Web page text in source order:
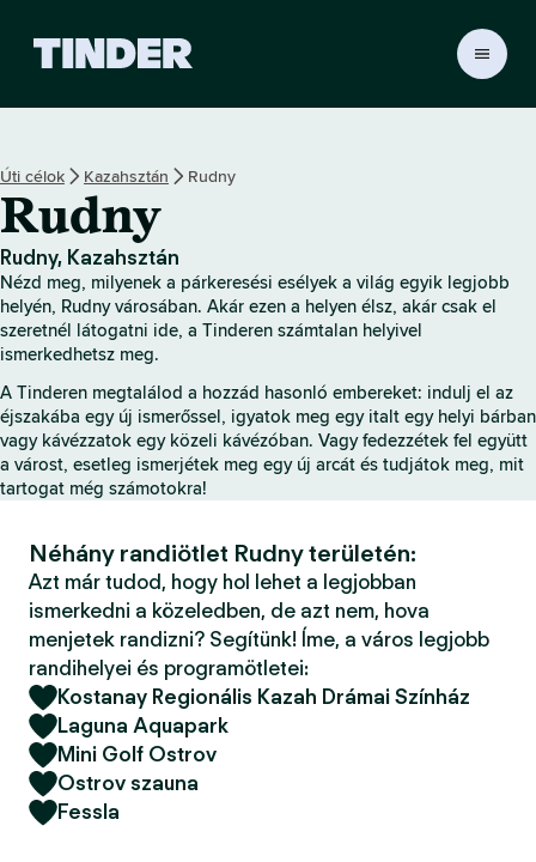
r
d
ő
o
a
l
Úti célok Kazahsztán Rudny
Rudny
Rudny, Kazahsztán
Nézd meg, milyenek a párkeresési esélyek a világ egyik legjobb
helyén, Rudny városában. Akár ezen a helyen élsz, akár csak el
szeretnél látogatni ide, a Tinderen számtalan helyivel
ismerkedhetsz meg.
A Tinderen megtalálod a hozzád hasonló embereket: indulj el az
éjszakába egy új ismerőssel, igyatok meg egy italt egy helyi bárban
vagy kávézzatok egy közeli kávézóban. Vagy fedezzétek fel együtt
a várost, esetleg ismerjétek meg egy új arcát és tudjátok meg, mit
tartogat még számotokra!
Néhány randiötlet Rudny területén:
Azt már tudod, hogy hol lehet a legjobban
ismerkedni a közeledben, de azt nem, hova
menjetek randizni? Segítünk! Íme, a város legjobb
randihelyei és programötletei:
Kostanay Regionális Kazah Drámai Színház
Laguna Aquapark
Mini Golf Ostrov
Ostrov szauna
Fessla